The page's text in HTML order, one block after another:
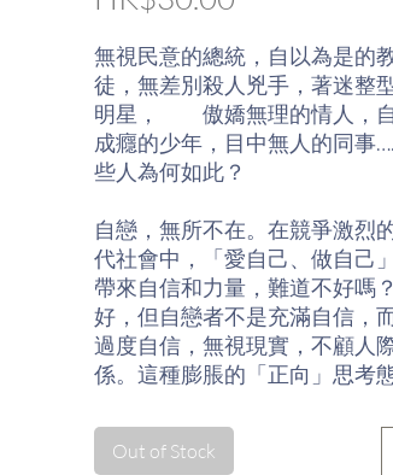
無視民意的總統，自以為是的
徒，無差別殺人兇手，著迷整
明星， 傲嬌無理的情人，
成癮的少年，目中無人的同事
些人為何如此？
自戀，無所不在。在競爭激烈
代社會中，「愛自己、做自己
帶來自信和力量，難道不好嗎
好，但自戀者不是充滿自信，
過度自信，無視現實，不顧人
係。這種膨脹的「正向」思考
貌、名人崇拜和名聲，小則影
庭教育，大則危害社會經濟。自
Out of Stock